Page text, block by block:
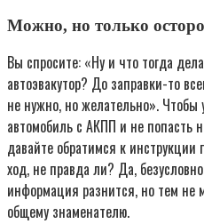
Можно, но только
Вы спросите: «Ну и что тогда
автоэвакутор? До заправки-то
не нужно, но желательно». Чтобы
автомобиль с АКПП и не попасть
давайте обратимся к
ход, не правда ли? Да,
информация разнится, но тем не
общему знаменателю.